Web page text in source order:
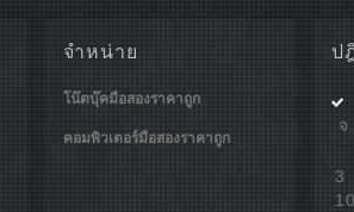
จำหน่าย
โน๊ตบุ๊คมือสองราคาถูก
คอมพิวเตอร์มือสองราคาถูก
ป
จ.
3
10